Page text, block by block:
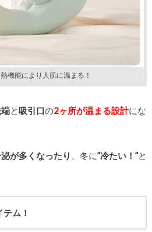
機能により人肌に温まる！
と吸引口の2ヶ所が温まる設計にな
が多くなったり 、冬に”冷たい！”と
ム！